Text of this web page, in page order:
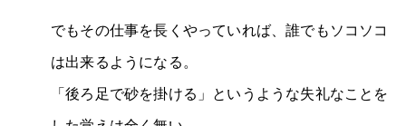
でもその仕事を長くやっていれば、誰でもソコソコ
は出来るようになる。
「後ろ足で砂を掛ける」というような失礼なことを